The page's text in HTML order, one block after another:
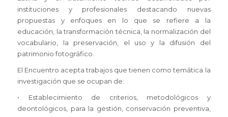
instituciones y profesionales destacando nuevas
propuestas y enfoques en lo que se refiere a la
educación, la transformación técnica, la normalización del
vocabulario, la preservación, el uso y la difusión del
patrimonio fotográfico.
El Encuentro acepta trabajos que tienen como temática la
investigación que se ocupan de:
• Establecimiento de criterios, metodológicos y
deontológicos, para la gestión, conservación preventiva,